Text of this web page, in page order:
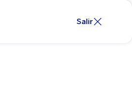
Salir